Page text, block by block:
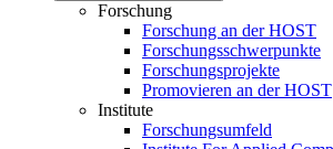
Forschung
Forschung an der HOST
Forschungsschwerpunkte
Forschungsprojekte
Promovieren an der HOST
Institute
Forschungsumfeld